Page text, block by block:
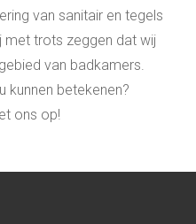
van sanitair en tegels
met trots zeggen dat wij
van badkamers.
kunnen betekenen?
ons op!